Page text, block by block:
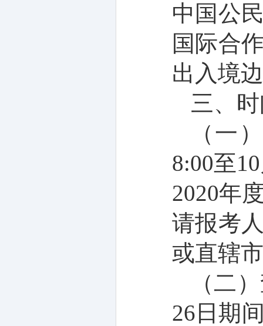
中国公
国际合
出入境
三、
（一
8:00至10
2020年
请报考
或直辖
（二
26 日期